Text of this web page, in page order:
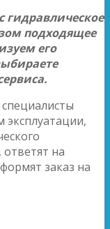
гидравлическое
подходящее
его
эксплуатации,
на
заказ на